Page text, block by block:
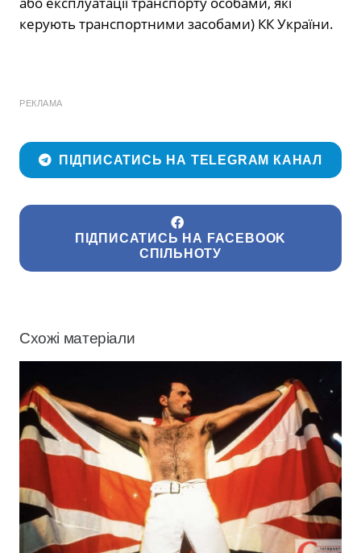
керують транспортними засобами) КК України.
РЕКЛАМА
ПІДПИСАТИСЬ НА TELEGRAM КАНАЛ
ПІДПИСАТИСЬ НА FACEBOOK
СПІЛЬНОТУ
Схожі матеріали